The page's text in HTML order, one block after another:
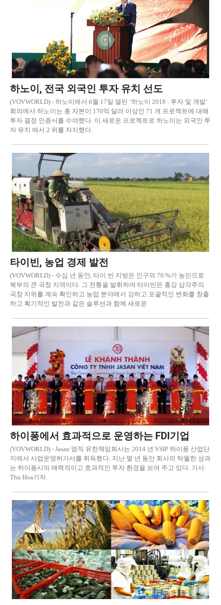
하노이, 전국 외국인 투자 유치 선도
(VOVWORLD) - 하노이에서 6월 17일 열린 ‘하노이 2018 : 투자 및 개발’
회의에서 하노이는 총 자본이 170억 달러 이상인 71 개 프로젝트에 대해
투자 결정 인증서를 수여했다. 이 새로운 프로젝트로 하노이는 외국인 투
자 유치 에서 2 위를 차지했다.
타이빈, 농업 경제 발전
(VOVWORLD) - 수십 년 동안, 타이 빈 지방은 인구의 70 %가 농민으로
북부의 큰 곡창 지역이다. 그 전통을 발휘하여 타이빈은 홍강 삼각주의
곡창 지위를 계속 확인하고 농업 분야에서 강하고 포괄적인 변화를 창출
하고 획기적인 발전과 같은 솔루션과 함께 새로운
하이퐁에서 효과적으로 운영하는 FDI기업
(VOVWORLD) - Jasan 염직 유한책임회사는 2014 년 VSIP 하이퐁 산업단
지에서 사업운영허가서를 취득했다. 지난 몇 년 동안 회사의 탁월한 성과
는 하이퐁시의 매력적이고 효과적인 투자 환경을 보여 주고 있다. 기사:
Thu Hoa기자.